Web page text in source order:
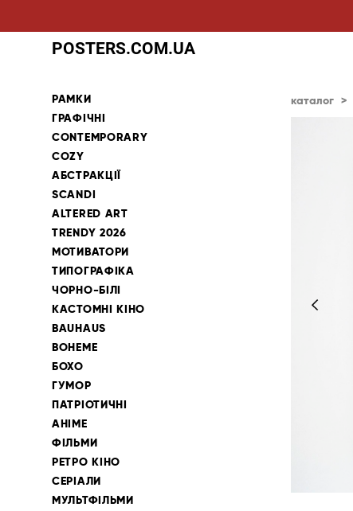
POSTERS.COM.UA
РАМКИ
ГРАФІЧНІ
CONTEMPORARY
COZY
АБСТРАКЦІЇ
SCANDI
ALTERED ART
TRENDY 2026
МОТИВАТОРИ
ТИПОГРАФІКА
ЧОРНО-БІЛІ
КАСТОМНІ КІНО
BAUHAUS
BOHEME
БОХО
ГУМОР
ПАТРІОТИЧНІ
АНІМЕ
ФІЛЬМИ
РЕТРО КІНО
СЕРІАЛИ
МУЛЬТФІЛЬМИ
каталог >